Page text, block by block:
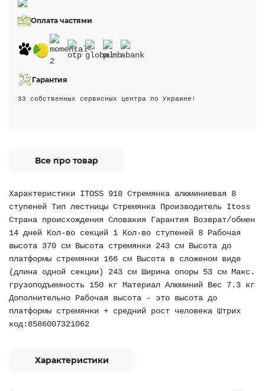
Оплата частями
Гарантия
33 собственных сервисных центра по Украине!
Все про товар
Характеристики ITOSS 918 Стремянка алюминиевая 8
ступеней Тип лестницы Стремянка Производитель Itoss
Страна происхождения Словакия Гарантия Возврат/обмен
14 дней Кол-во секций 1 Кол-во ступеней 8 Рабочая
высота 370 см Высота стремянки 243 см Высота до
платформы стремянки 166 см Высота в сложеном виде
(длина одной секции) 243 см Ширина опоры 53 см Макс.
грузоподъемность 150 кг Материал Алюминий Вес 7.3 кг
Дополнительно Рабочая высота - это высота до
платформы стремянки + средний рост человека Штрих
код:8586007321062
Характеристики